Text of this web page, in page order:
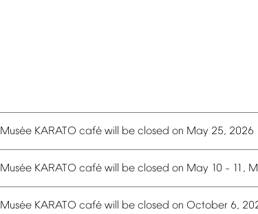
Musée KARATO café will be closed on May 25, 2026
Musée KARATO café will be closed on May 10 – 11,
Musée KARATO café will be closed on October 6,